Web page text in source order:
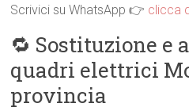
Scrivici su WhatsApp 👉 clicca
🔁 Sostituzione e
quadri elettrici
provincia